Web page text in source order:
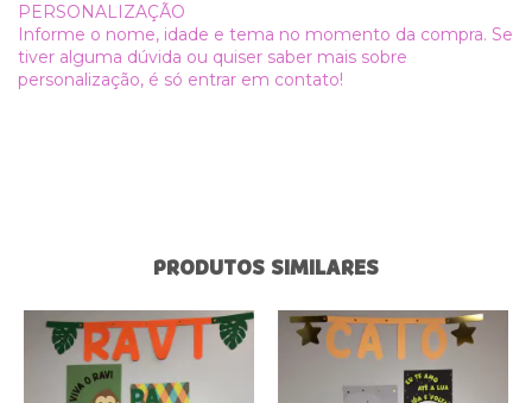
PERSONALIZAÇÃO
Informe o nome, idade e tema no momento da compra. Se
tiver alguma dúvida ou quiser saber mais sobre
personalização, é só entrar em contato!
PRODUTOS SIMILARES